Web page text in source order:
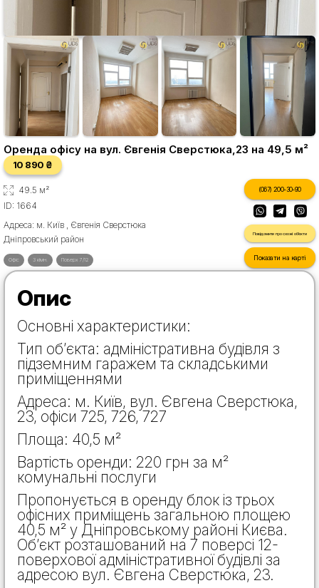
Оренда офісу на вул. Євгенія Сверстюка,23 на 49,5 м²
10 890 ₴
49.5 м²
ID: 1664
Адреса: м. Київ , Євгенія Сверстюка
Дніпровський район
(067) 200-30-90
Повідомити про схожі об'єкти
Показати на карті
Офіс 3 кімн. Поверх 7/12
Опис
Основні характеристики:
Тип об’єкта: адміністративна будівля з
підземним гаражем та складськими
приміщеннями
Адреса: м. Київ, вул. Євгена Сверстюка,
23, офіси 725, 726, 727
Площа: 40,5 м²
Вартість оренди: 220 грн за м²
комунальні послуги
Пропонується в оренду блок із трьох
офісних приміщень загальною площею
40,5 м² у Дніпровському районі Києва.
Об’єкт розташований на 7 поверсі 12-
поверхової адміністративної будівлі за
адресою вул. Євгена Сверстюка, 23.